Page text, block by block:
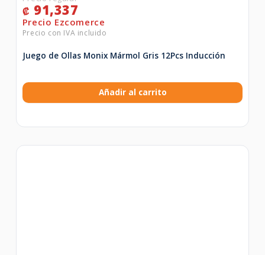
₡ 91,337
Juego de Ollas Monix Mármol Gris 12Pcs Inducción
Añadir al carrito